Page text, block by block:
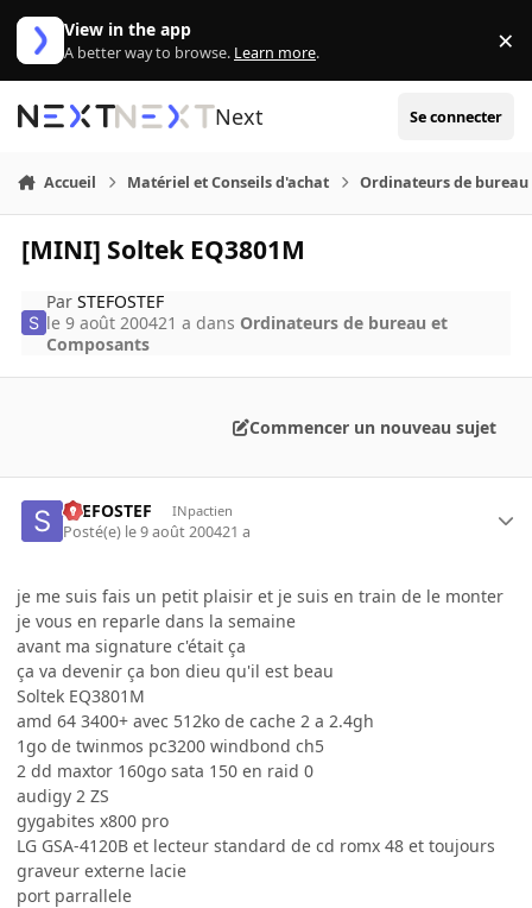
Aller au contenu
View in the app
A better way to browse. Learn more. ×
Next Se connecter
Accueil Matériel et Conseils d'achat Ordinateurs de bureau
[MINI] Soltek EQ3801M
ParSTEFOSTEF
le 9 août 200421 a dans Ordinateurs de bureau et
Composants
Commencer un nouveau sujet
STEFOSTEF INpactien
Posté(e) le 9 août 200421 a
je me suis fais un petit plaisir et je suis en train de le monter
je vous en reparle dans la semaine
avant ma signature c'était ça
ça va devenir ça bon dieu qu'il est beau
Soltek EQ3801M
amd 64 3400+ avec 512ko de cache 2 a 2.4gh
1go de twinmos pc3200 windbond ch5
2 dd maxtor 160go sata 150 en raid 0
audigy 2 ZS
gygabites x800 pro
LG GSA-4120B et lecteur standard de cd romx 48 et toujours
graveur externe lacie
port parrallele